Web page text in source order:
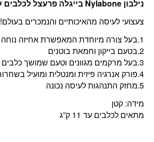
נילבון Nylabone בייגלה פרעצל לכלבים עד 11 ק”ג
צעצועי לעיסה מהאיכותיים והנמכרים בעולם!
1.בעל צורה מיוחדת המאפשרת אחיזה נוחה שיוצרת עניין
2.בטעם בייקון וחמאת בוטנים
3.בעל מרקמים מגוונים וטעם שמושך כלבים למשחק וללעיסה
4.פורק אנרגיה פיזית ומנטלית ומועיל בשחרור לחצים
5.מחזק התנהגות לעיסה נכונה
מידה: קטן
מתאים לכלבים עד 11 ק”ג